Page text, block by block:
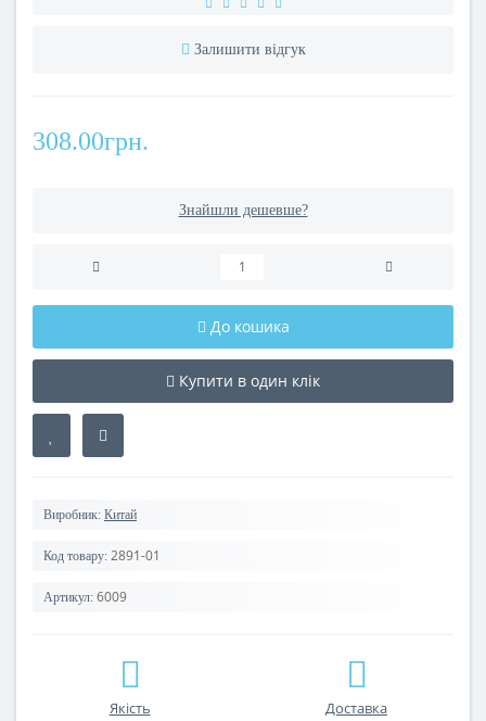
Залишити відгук
308.00грн.
Знайшли дешевше?
До кошика
Купити в один клік
Виробник: Китай
Код товару: 2891-01
Артикул: 6009
Якість Доставка